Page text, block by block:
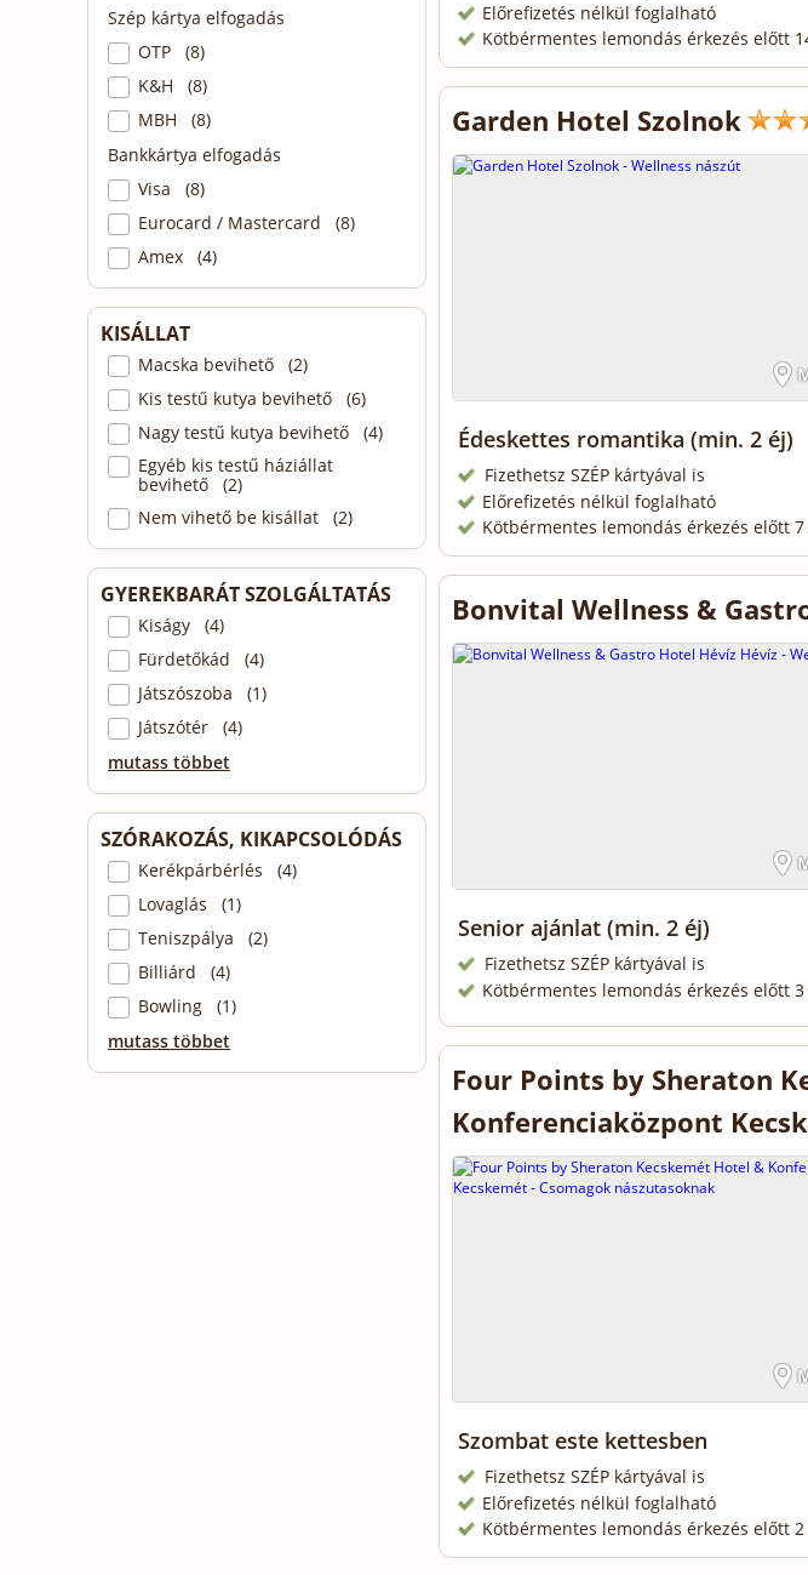
Szép kártya elfogadás
OTP (8)
K&H (8)
MBH (8)
Bankkártya elfogadás
Visa (8)
Eurocard / Mastercard (8)
Amex (4)
KISÁLLAT
Macska bevihető (2)
Kis testű kutya bevihető (6)
Nagy testű kutya bevihető (4)
Egyéb kis testű háziállat
bevihető (2)
Nem vihető be kisállat (2)
GYEREKBARÁT SZOLGÁLTATÁS
Kiságy (4)
Fürdetőkád (4)
Játszószoba (1)
Játszótér (4)
mutass többet
SZÓRAKOZÁS, KIKAPCSOLÓDÁS
Kerékpárbérlés (4)
Lovaglás (1)
Teniszpálya (2)
Billiárd (4)
Bowling (1)
mutass többet
Előrefizetés nélkül foglalható
Kötbérmentes lemondás érkezés előtt
Garden Hotel Szolnok
Édeskettes romantika (min. 2 éj)
Fizethetsz SZÉP kártyával is
Előrefizetés nélkül foglalható
Kötbérmentes lemondás érkezés előtt
Bonvital Wellness &
Senior ajánlat (min. 2 éj)
Fizethetsz SZÉP kártyával is
Kötbérmentes lemondás érkezés előtt
Four Points by Sheraton
Konferenciaközpont
Szombat este kettesben
Fizethetsz SZÉP kártyával is
Előrefizetés nélkül foglalható
Kötbérmentes lemondás érkezés előtt